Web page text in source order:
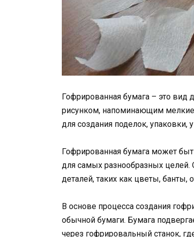
Гофрированная бумага – это
рисунком, напоминающим мелкие
для создания поделок, упаковки,
Гофрированная бумага может
для самых разнообразных целей.
деталей, таких как цветы, банты,
В основе процесса создания
обычной бумаги. Бумага
через гофрировальный станок,